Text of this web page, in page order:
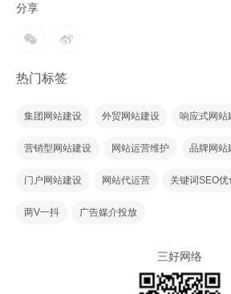
分享
热门标签
集团网站建设 外贸网站建设 响应式网站
营销型网站建设 网站运营维护 品牌网站
门户网站建设 网站代运营 关键词SEO优
两V一抖 广告媒介投放
三好网络